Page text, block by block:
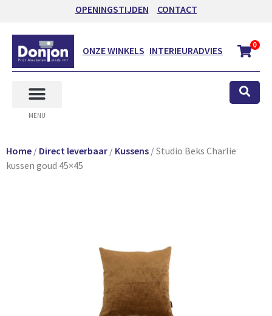
OPENINGSTIJDEN CONTACT
ONZE WINKELS INTERIEURADVIES 0
MENU
Home / Direct leverbaar / Kussens / Studio Beks Charlie
kussen goud 45×45